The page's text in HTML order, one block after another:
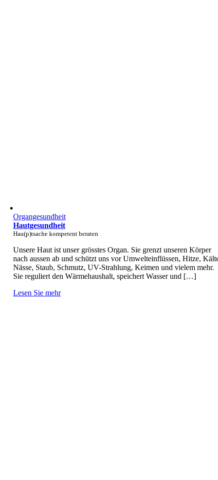
Organgesundheit
Hautgesundheit
Hau(p)tsache kompetent beraten
Unsere Haut ist unser grösstes Organ. Sie grenzt unseren Körper
nach aussen ab und schützt uns vor Umwelteinflüssen, Hitze,
Nässe, Staub, Schmutz, UV-Strahlung, Keimen und vielem mehr.
Sie reguliert den Wärmehaushalt, speichert Wasser und […]
Lesen Sie mehr